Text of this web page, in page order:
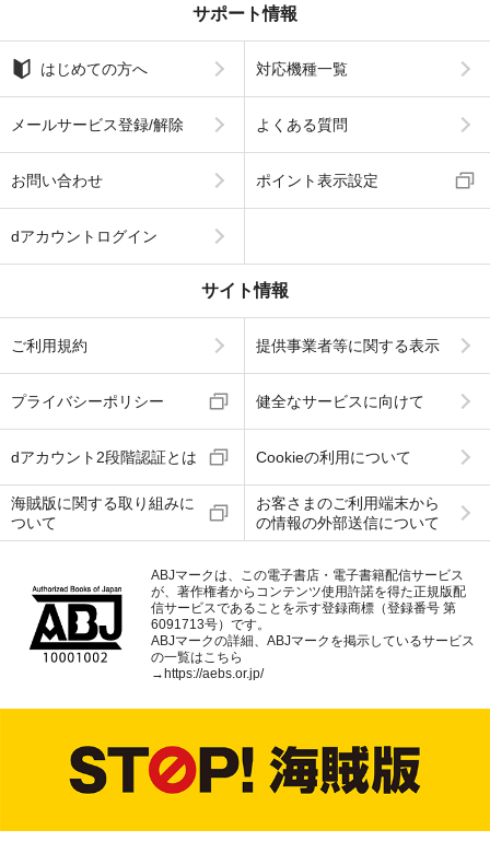
サポート情報
はじめての方へ 対応機種一覧
メールサービス登録/解除 よくある質問
お問い合わせ ポイント表示設定
dアカウントログイン
サイト情報
ご利用規約 提供事業者等に関する表示
プライバシーポリシー 健全なサービスに向けて
dアカウント2段階認証とは Cookieの利用について
海賊版に関する取り組みに
ついて
お客さまのご利用端末から
の情報の外部送信について
ABJマークは、この電子書店・電子書籍配信サービス
が、著作権者からコンテンツ使用許諾を得た正規版配
信サービスであることを示す登録商標（登録番号 第
6091713号）です。
ABJマークの詳細、ABJマークを掲示しているサービス
の一覧はこちら
→https://aebs.or.jp/